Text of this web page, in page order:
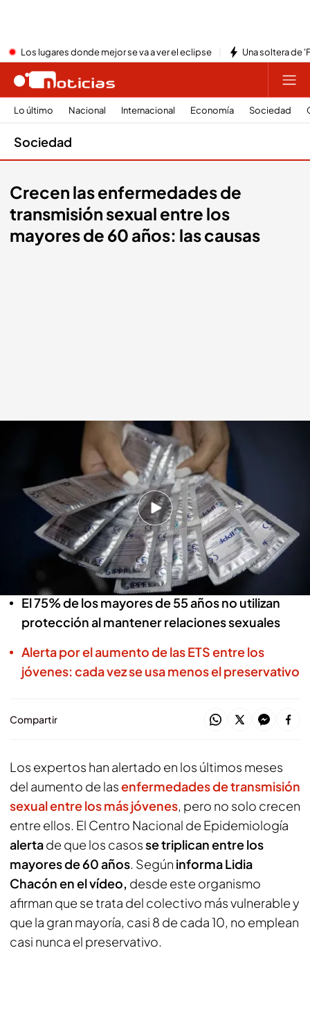
Los lugares donde mejor se va a ver el eclipse Una soltera de
Lo último Nacional Internacional Economía Sociedad
Sociedad
Crecen las enfermedades de
transmisión sexual entre los
mayores de 60 años: las causas
Los factores que explican el incremento de las ETS entre los mayores de 60
IMAGEN: M. Palma y O. Arostegi
Patricia Pereda
28 NOV 2024 - 17:26h.
Los casos de gonorrea, sífilis o clamidia se han
triplicado en los últimos 10 años también entre
los mayores de 60 años
El 75% de los mayores de 55 años no utilizan
protección al mantener relaciones sexuales
Alerta por el aumento de las ETS entre los
jóvenes: cada vez se usa menos el preservativo
Compartir
Los expertos han alertado en los últimos meses
del aumento de lasenfermedades de transmisión
sexual entre los más jóvenes, pero no solo crecen
entre ellos. El Centro Nacional de Epidemiología
alertade que los casosse triplican entre los
mayores de 60 años. Según informa Lidia
Chacón en el vídeo, desde este organismo
afirman que se trata del colectivo más vulnerable y
que la gran mayoría, casi 8 de cada 10, no emplean
casi nunca el preservativo.